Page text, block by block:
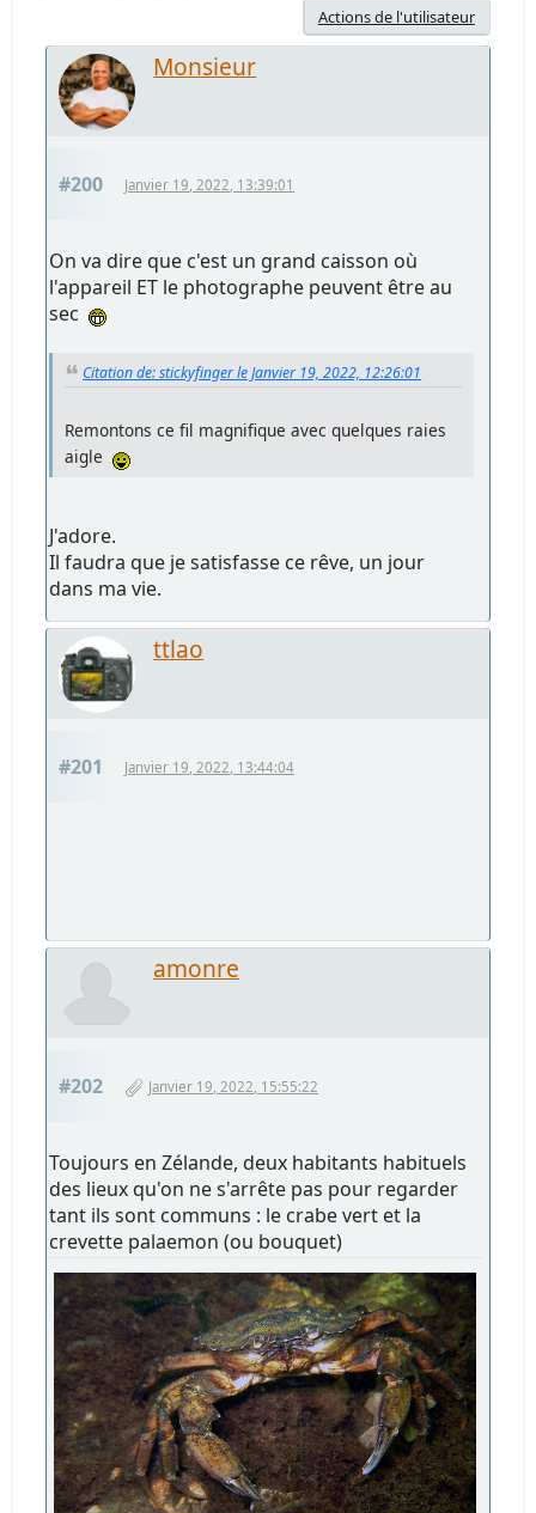
Actions de l'utilisateur
Monsieur
#200 Janvier 19, 2022, 13:39:01
On va dire que c'est un grand caisson où
l'appareil ET le photographe peuvent être au
sec
Citation de: stickyfinger le Janvier 19, 2022, 12:26:01
Remontons ce fil magnifique avec quelques raies
aigle
J'adore.
Il faudra que je satisfasse ce rêve, un jour
dans ma vie.
ttlao
#201 Janvier 19, 2022, 13:44:04
amonre
#202 Janvier 19, 2022, 15:55:22
Toujours en Zélande, deux habitants habituels
des lieux qu'on ne s'arrête pas pour regarder
tant ils sont communs : le crabe vert et la
crevette palaemon (ou bouquet)